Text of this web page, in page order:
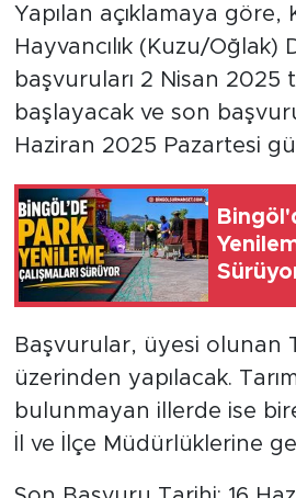
Yapılan açıklamaya göre,
Hayvancılık (Kuzu/Oğlak)
başvuruları 2 Nisan 2025
başlayacak ve son
Haziran 2025 Pazartesi
Başvurular, üyesi olunan
üzerinden yapılacak.
bulunmayan illerde ise
İl ve İlçe Müdürlüklerine